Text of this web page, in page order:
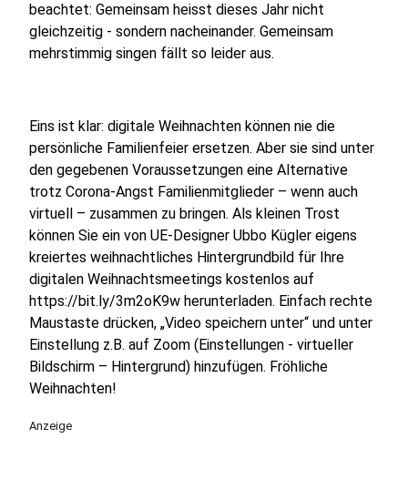
beachtet: Gemeinsam heisst dieses Jahr nicht
gleichzeitig - sondern nacheinander. Gemeinsam
mehrstimmig singen fällt so leider aus.
Eins ist klar: digitale Weihnachten können nie die
persönliche Familienfeier ersetzen. Aber sie sind unter
den gegebenen Voraussetzungen eine Alternative
trotz Corona-Angst Familienmitglieder – wenn auch
virtuell – zusammen zu bringen. Als kleinen Trost
können Sie ein von UE-Designer Ubbo Kügler eigens
kreiertes weihnachtliches Hintergrundbild für Ihre
digitalen Weihnachtsmeetings kostenlos auf
https://bit.ly/3m2oK9w herunterladen. Einfach rechte
Maustaste drücken, „Video speichern unter“ und unter
Einstellung z.B. auf Zoom (Einstellungen - virtueller
Bildschirm – Hintergrund) hinzufügen. Fröhliche
Weihnachten!
Anzeige